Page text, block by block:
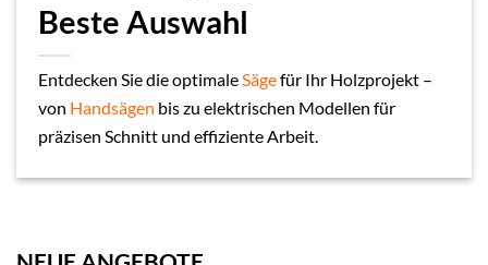
Beste Auswahl
Entdecken Sie die optimaleSägefür Ihr Holzprojekt –
von Handsägen bis zu elektrischen Modellen für
präzisen Schnitt und effiziente Arbeit.